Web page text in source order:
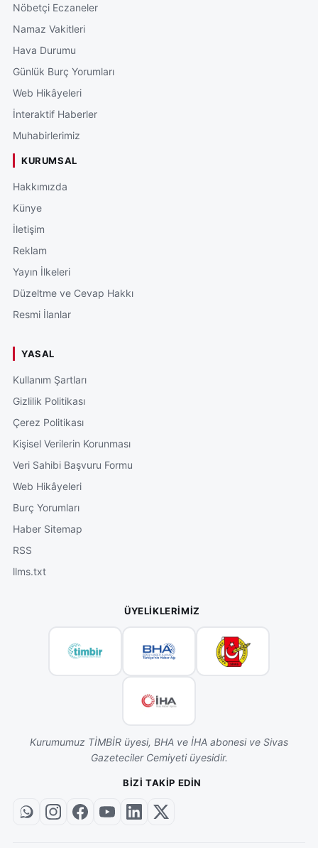
Nöbetçi Eczaneler
Namaz Vakitleri
Hava Durumu
Günlük Burç Yorumları
Web Hikâyeleri
İnteraktif Haberler
Muhabirlerimiz
KURUMSAL
Hakkımızda
Künye
İletişim
Reklam
Yayın İlkeleri
Düzeltme ve Cevap Hakkı
Resmi İlanlar
YASAL
Kullanım Şartları
Gizlilik Politikası
Çerez Politikası
Kişisel Verilerin Korunması
Veri Sahibi Başvuru Formu
Web Hikâyeleri
Burç Yorumları
Haber Sitemap
RSS
llms.txt
ÜYELIKLERIMIZ
Kurumumuz TİMBİR üyesi, BHA ve İHA abonesi ve Sivas
Gazeteciler Cemiyeti üyesidir.
BIZI TAKIP EDIN